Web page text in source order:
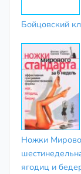
Бойцовский
Ножки
ягодиц и